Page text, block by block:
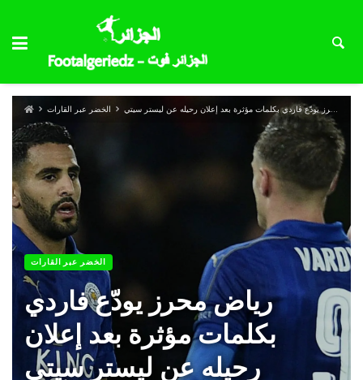
الخضر عبر القارات رياض محرز يودّع فاردي بكلمات مؤثرة بعد إعلان رحيله عن ليستر سيتي
الخضر عبر القارات
رياض محرز يودّع فاردي
بكلمات مؤثرة بعد إعلان
رحيله عن ليستر سيتي